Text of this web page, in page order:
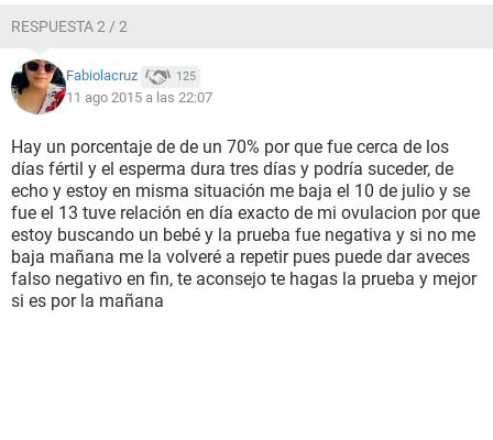
RESPUESTA 2 / 2
Fabiolacruz 125
11 ago 2015 a las 22:07
Hay un porcentaje de de un 70% por que fue cerca de los
días fértil y el esperma dura tres días y podría suceder, de
echo y estoy en misma situación me baja el 10 de julio y se
fue el 13 tuve relación en día exacto de mi ovulacion por que
estoy buscando un bebé y la prueba fue negativa y si no me
baja mañana me la volveré a repetir pues puede dar aveces
falso negativo en fin, te aconsejo te hagas la prueba y mejor
si es por la mañana